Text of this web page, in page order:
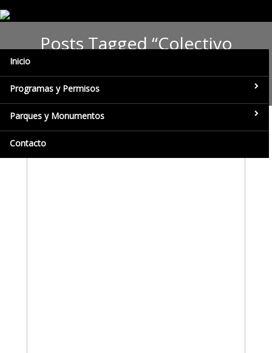
Inicio
Programas y Permisos
Parques y Monumentos
Contacto
Posts Tagged “Colectivo
Educación Ambiental”